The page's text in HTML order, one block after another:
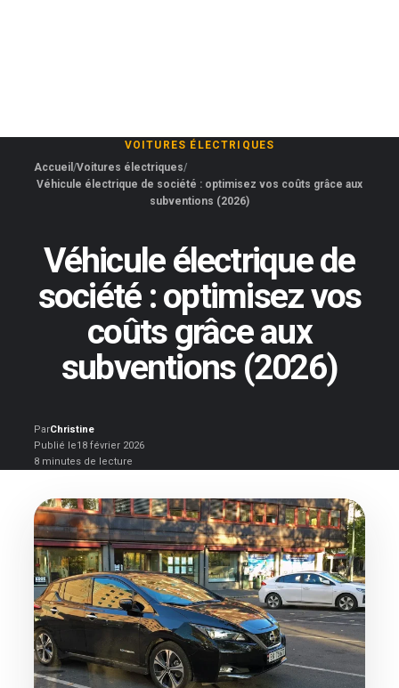
VOITURES ÉLECTRIQUES
Accueil Voitures électriques
Véhicule électrique de société : optimisez vos coûts grâce aux
subventions (2026)
Véhicule électrique de
société : optimisez vos
coûts grâce aux
subventions (2026)
ParChristine
Publié le18 février 2026
8 minutes de lecture